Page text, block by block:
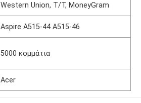
Western Union, T/T, MoneyGram
Aspire Α515-44 Α515-46
5000 κομμάτια
Acer